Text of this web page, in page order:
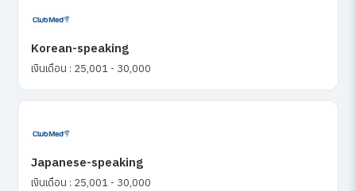
Korean-speaking
เงินเดือน : 25,001 - 30,000
Japanese-speaking
เงินเดือน : 25,001 - 30,000